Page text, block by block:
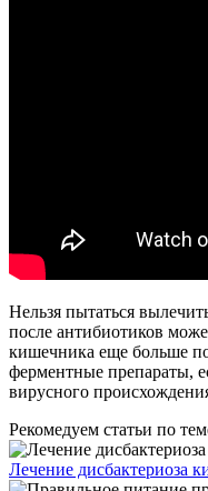
Нельзя пытаться
после антибиотиков
кишечника еще больше
ферментные препараты,
вирусного
Рекомедуем статьи по
Лечение дисбактериоза